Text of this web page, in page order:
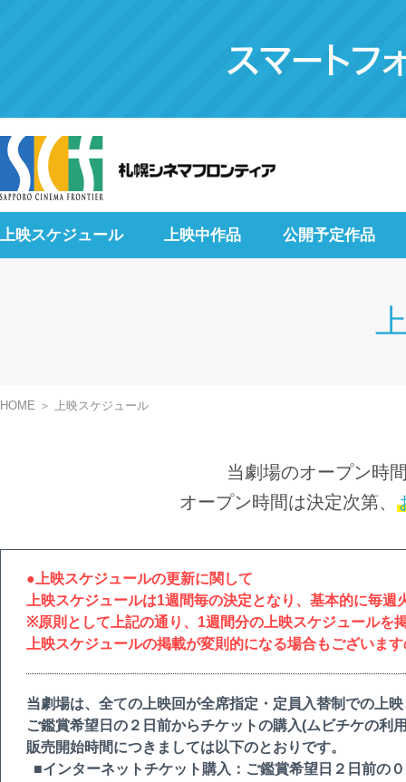
上映スケジュール 上映中作品 公開予定作品
HOME 上映スケジュール
当劇場のオープン時
オープン時間は決定次第、
●上映スケジュールの更新に関して
上映スケジュールは1週間毎の決定となり、基本的に毎
※原則として上記の通り、1週間分の上映スケジュールを
上映スケジュールの掲載が変則的になる場合もございま
当劇場は、全ての上映回が全席指定・定員入替制での上
ご鑑賞希望日の２日前からチケットの購入(ムビチケの利
販売開始時間につきましては以下のとおりです。
■インターネットチケット購入：ご鑑賞希望日２日前の